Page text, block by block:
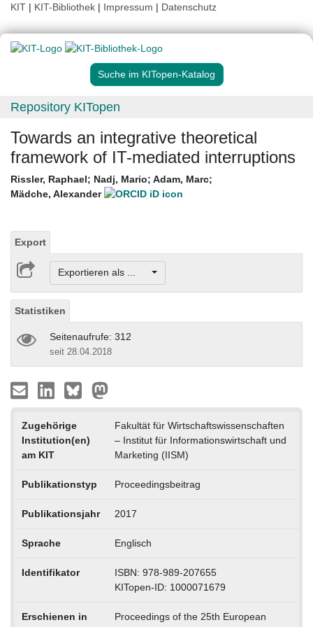
KIT | KIT-Bibliothek | Impressum | Datenschutz
Suche im KITopen-Katalog
Repository KITopen
Towards an integrative theoretical
framework of IT-mediated interruptions
Rissler, Raphael; Nadj, Mario; Adam, Marc;
Mädche, Alexander
Export
Exportieren als ...
Statistiken
Seitenaufrufe: 312
seit 28.04.2018
Zugehörige
Institution(en)
am KIT
Fakultät für Wirtschaftswissenschaften
– Institut für Informationswirtschaft und
Marketing (IISM)
Publikationstyp Proceedingsbeitrag
Publikationsjahr 2017
Sprache Englisch
Identifikator
ISBN: 978-989-207655
KITopen-ID: 1000071679
Erschienen in
Proceedings of the 25th European